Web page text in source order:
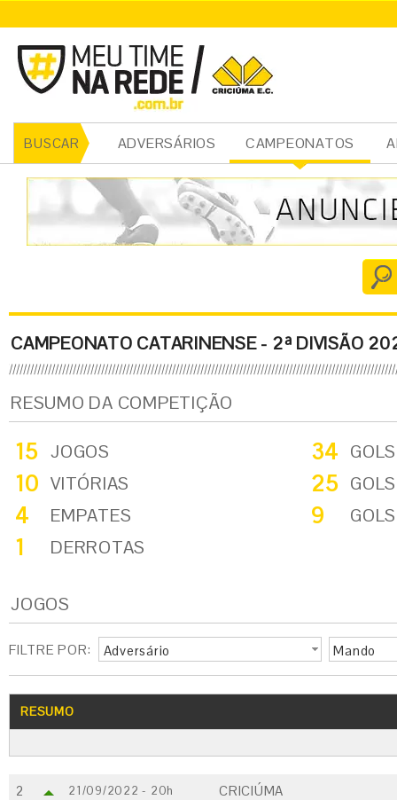
BUSCAR ADVERSÁRIOS CAMPEONATOS
Nome do Campeonato
CAMPEONATO CATARINENSE - 2ª DIVISÃO
RESUMO DA COMPETIÇÃO
15 JOGOS
10 VITÓRIAS
4 EMPATES
1 DERROTAS
34 GOLS
25
9
JOGOS
FILTRE POR: Adversário Mando
RESUMO
2 21/09/2022 - 20h CRICIÚMA